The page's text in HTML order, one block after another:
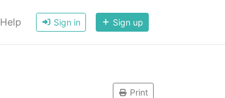
Help Sign in Sign up
Print